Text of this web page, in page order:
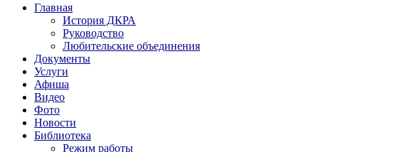
Главная
История ДКРА
Руководство
Любительские объединения
Документы
Услуги
Афиша
Видео
Фото
Новости
Библиотека
Режим работы